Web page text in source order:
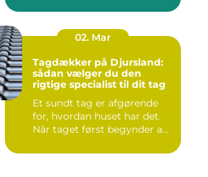
02. Mar
Tagdækker på Djursland:
sådan vælger du den
rigtige specialist til dit tag
Et sundt tag er afgørende
for, hvordan huset har det.
Når taget først begynder a...